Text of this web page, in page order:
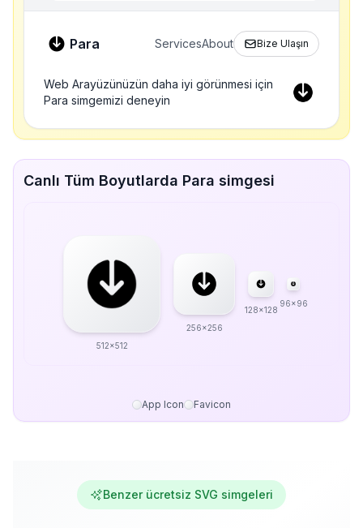
Para ServicesAbout Bize Ulaşın
Web Arayüzünüzün daha iyi görünmesi için
Para simgemizi deneyin
Canlı Tüm Boyutlarda Para simgesi
512x512
256x256
128x128
96x96
App Icon Favicon
Benzer ücretsiz SVG simgeleri